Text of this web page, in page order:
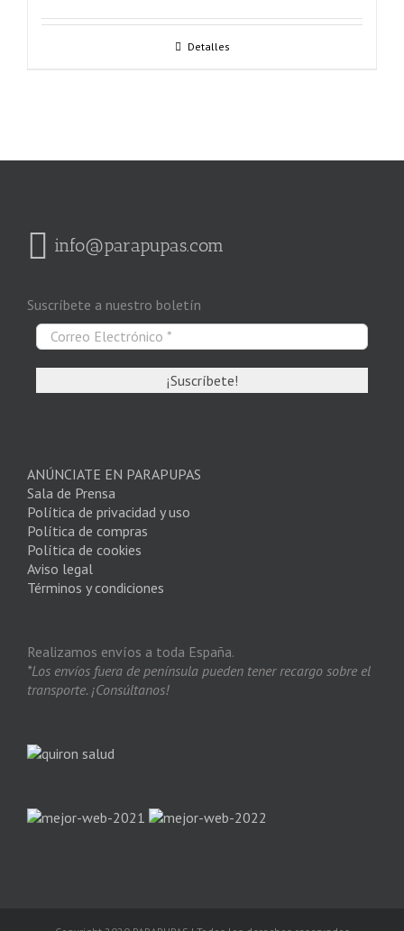
Detalles
info@parapupas.com
Suscríbete a nuestro boletín
ANÚNCIATE EN PARAPUPAS
Sala de Prensa
Política de privacidad y uso
Política de compras
Política de cookies
Aviso legal
Términos y condiciones
Realizamos envíos a toda España.
*Los envíos fuera de península pueden tener recargo sobre el
transporte. ¡Consúltanos!